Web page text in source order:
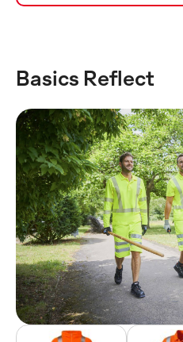
Basics Reflect